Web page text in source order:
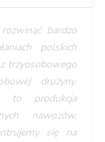
bardzo
polskich
trzyosobowego
drużyny.
to produkcja
nawozów,
się na